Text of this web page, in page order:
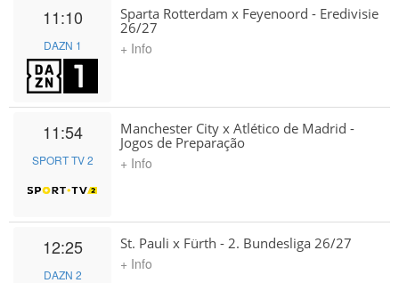
11:10
DAZN 1
Sparta Rotterdam x Feyenoord - Eredivisie
26/27
+ Info
11:54
SPORT TV 2
Manchester City x Atlético de Madrid -
Jogos de Preparação
+ Info
12:25
DAZN 2
St. Pauli x Fürth - 2. Bundesliga 26/27
+ Info